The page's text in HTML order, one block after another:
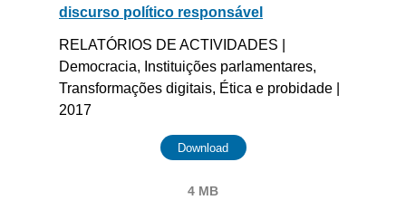
discurso político responsável
RELATÓRIOS DE ACTIVIDADES |
Democracia, Instituições parlamentares,
Transformações digitais, Ética e probidade |
2017
Download
4 MB